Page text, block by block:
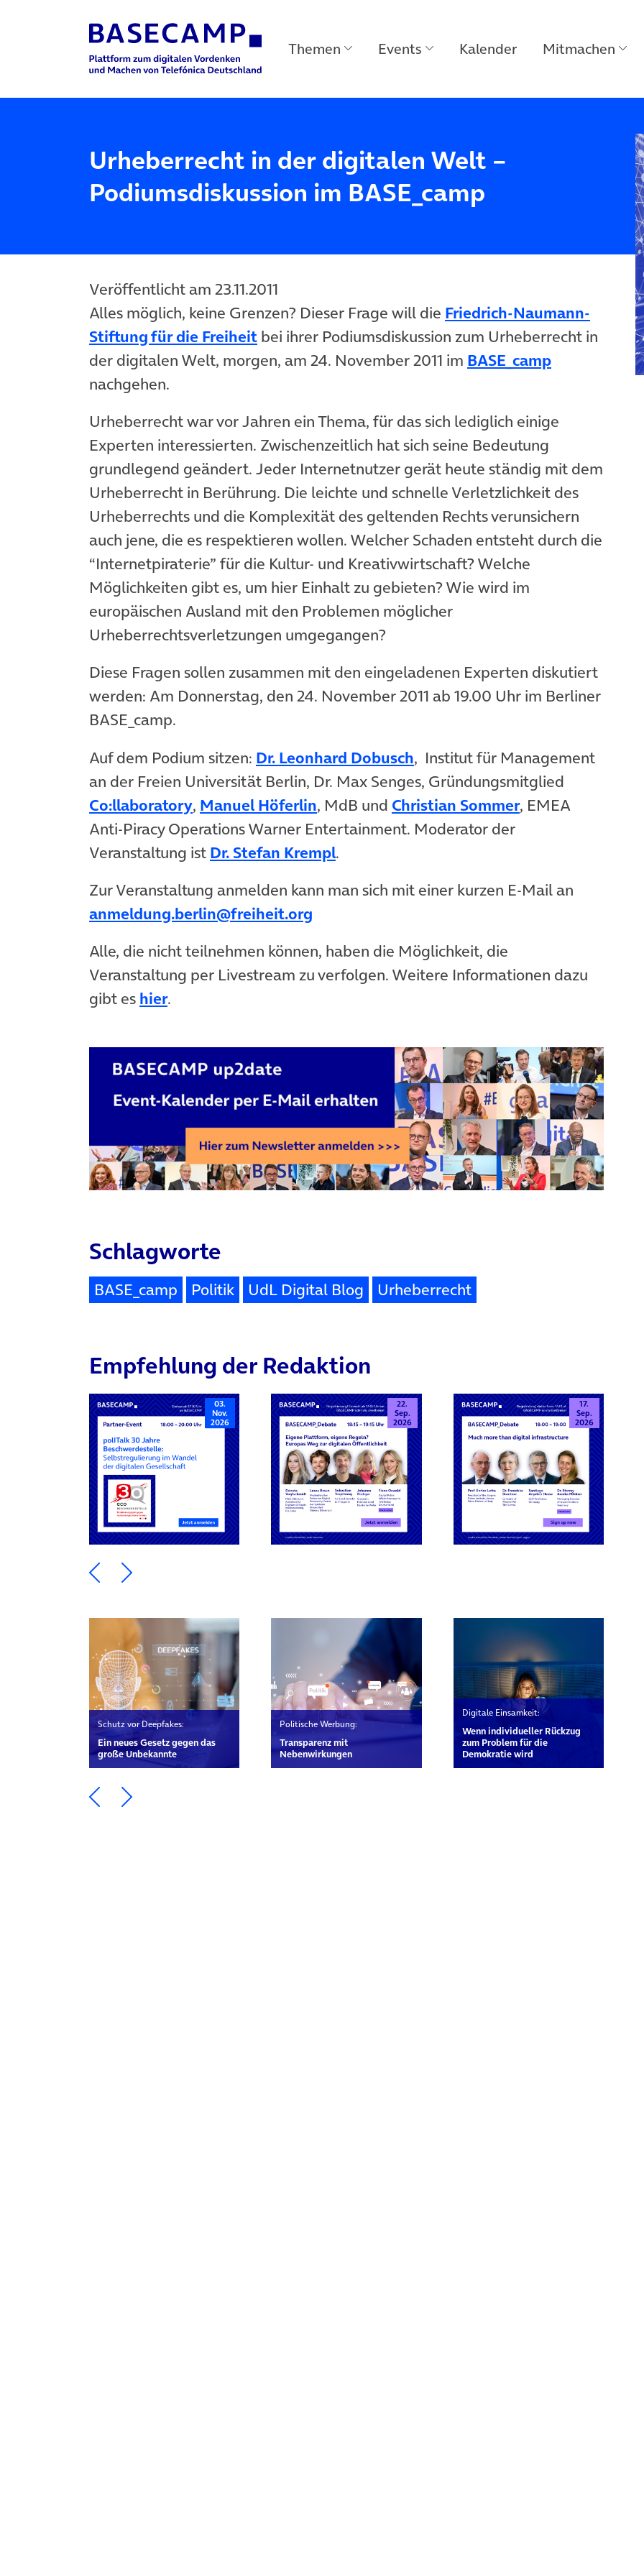
Main Navigation Themen Events Kalender Mitmachen
Urheberrecht in der digitalen Welt –
Podiumsdiskussion im BASE_camp
Veröffentlicht am 23.11.2011
Alles möglich, keine Grenzen? Dieser Frage will die Friedrich-Naumann-
Stiftung für die Freiheit(öffnet in neuem Tab)
bei ihrer Podiumsdiskussion zum Urheberrecht in
der digitalen Welt, morgen, am 24. November 2011 im BASE_camp(öffnet in
nachgehen.
Urheberrecht war vor Jahren ein Thema, für das sich lediglich einige
Experten interessierten. Zwischenzeitlich hat sich seine Bedeutung
grundlegend geändert. Jeder Internetnutzer gerät heute ständig mit dem
Urheberrecht in Berührung. Die leichte und schnelle Verletzlichkeit des
Urheberrechts und die Komplexität des geltenden Rechts verunsichern
auch jene, die es respektieren wollen. Welcher Schaden entsteht durch die
“Internetpiraterie” für die Kultur- und Kreativwirtschaft? Welche
Möglichkeiten gibt es, um hier Einhalt zu gebieten? Wie wird im
europäischen Ausland mit den Problemen möglicher
Urheberrechtsverletzungen umgegangen?
Diese Fragen sollen zusammen mit den eingeladenen Experten diskutiert
werden: Am Donnerstag, den 24. November 2011 ab 19.00 Uhr im Berliner
BASE_camp.
Auf dem Podium sitzen: Dr. Leonhard Dobusch(öffnet in neuem Tab)
, Institut für Management
an der Freien Universität Berlin, Dr. Max Senges, Gründungsmitglied
Co:llaboratory(öffnet in neuem Tab)
, Manuel Höferlin(öffnet in neuem Tab)
, MdB und Christian Sommer(öffnet in neuem
, EMEA
Anti-Piracy Operations Warner Entertainment. Moderator der
Veranstaltung ist Dr. Stefan Krempl(öffnet in neuem Tab)
.
Zur Veranstaltung anmelden kann man sich mit einer kurzen E-Mail an
anmeldung.berlin@freiheit.org
Alle, die nicht teilnehmen können, haben die Möglichkeit, die
Veranstaltung per Livestream zu verfolgen. Weitere Informationen dazu
gibt es hier.
Schlagworte
BASE_camp Politik UdL Digital Blog Urheberrecht
Empfehlung der Redaktion
03.
Nov.
2026
22.
Sep.
2026
17.
Sep.
2026
Ein Element zurück blättern
Ein Element weiter blättern
Schutz vor Deepfakes:
Ein neues Gesetz gegen das
große Unbekannte
Politische Werbung:
Transparenz mit
Nebenwirkungen
Digitale Einsamkeit:
Wenn individueller Rückzug
zum Problem für die
Demokratie wird
Ein Element zurück blättern
Ein Element weiter blättern